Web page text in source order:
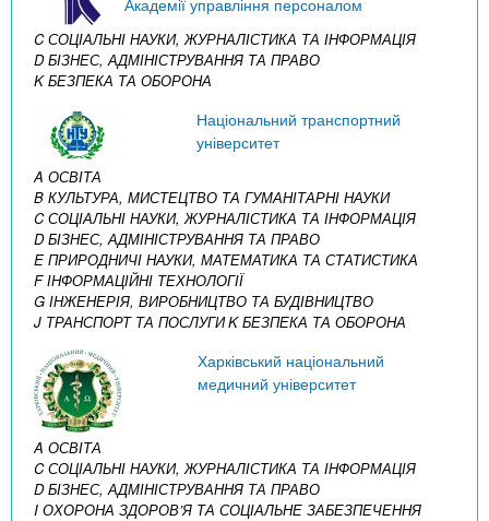
C СОЦІАЛЬНІ НАУКИ, ЖУРНАЛІСТИКА ТА ІНФОРМАЦІЯ
D БІЗНЕС, АДМІНІСТРУВАННЯ ТА ПРАВО
K БЕЗПЕКА ТА ОБОРОНА
Національний транспортний
університет
A ОСВІТА
B КУЛЬТУРА, МИСТЕЦТВО ТА ГУМАНІТАРНІ НАУКИ
C СОЦІАЛЬНІ НАУКИ, ЖУРНАЛІСТИКА ТА ІНФОРМАЦІЯ
D БІЗНЕС, АДМІНІСТРУВАННЯ ТА ПРАВО
E ПРИРОДНИЧІ НАУКИ, МАТЕМАТИКА ТА СТАТИСТИКА
F ІНФОРМАЦІЙНІ ТЕХНОЛОГІЇ
G ІНЖЕНЕРІЯ, ВИРОБНИЦТВО ТА БУДІВНИЦТВО
J ТРАНСПОРТ ТА ПОСЛУГИK БЕЗПЕКА ТА ОБОРОНА
Харківський національний
медичний університет
A ОСВІТА
C СОЦІАЛЬНІ НАУКИ, ЖУРНАЛІСТИКА ТА ІНФОРМАЦІЯ
D БІЗНЕС, АДМІНІСТРУВАННЯ ТА ПРАВО
I ОХОРОНА ЗДОРОВ’Я ТА СОЦІАЛЬНЕ ЗАБЕЗПЕЧЕННЯ